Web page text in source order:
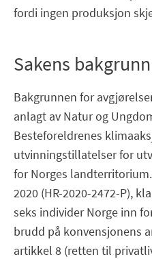
fordi ingen produksjon
Sakens bakgrunn
Bakgrunnen for
anlagt av Natur og
Besteforeldrenes
utvinningstillatelser for
for Norges
2020 (HR-2020-2472-P),
seks individer Norge inn
brudd på konvensjonens
artikkel 8 (retten til